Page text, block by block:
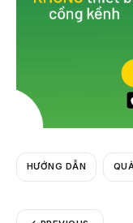
HƯỚNG DẪN